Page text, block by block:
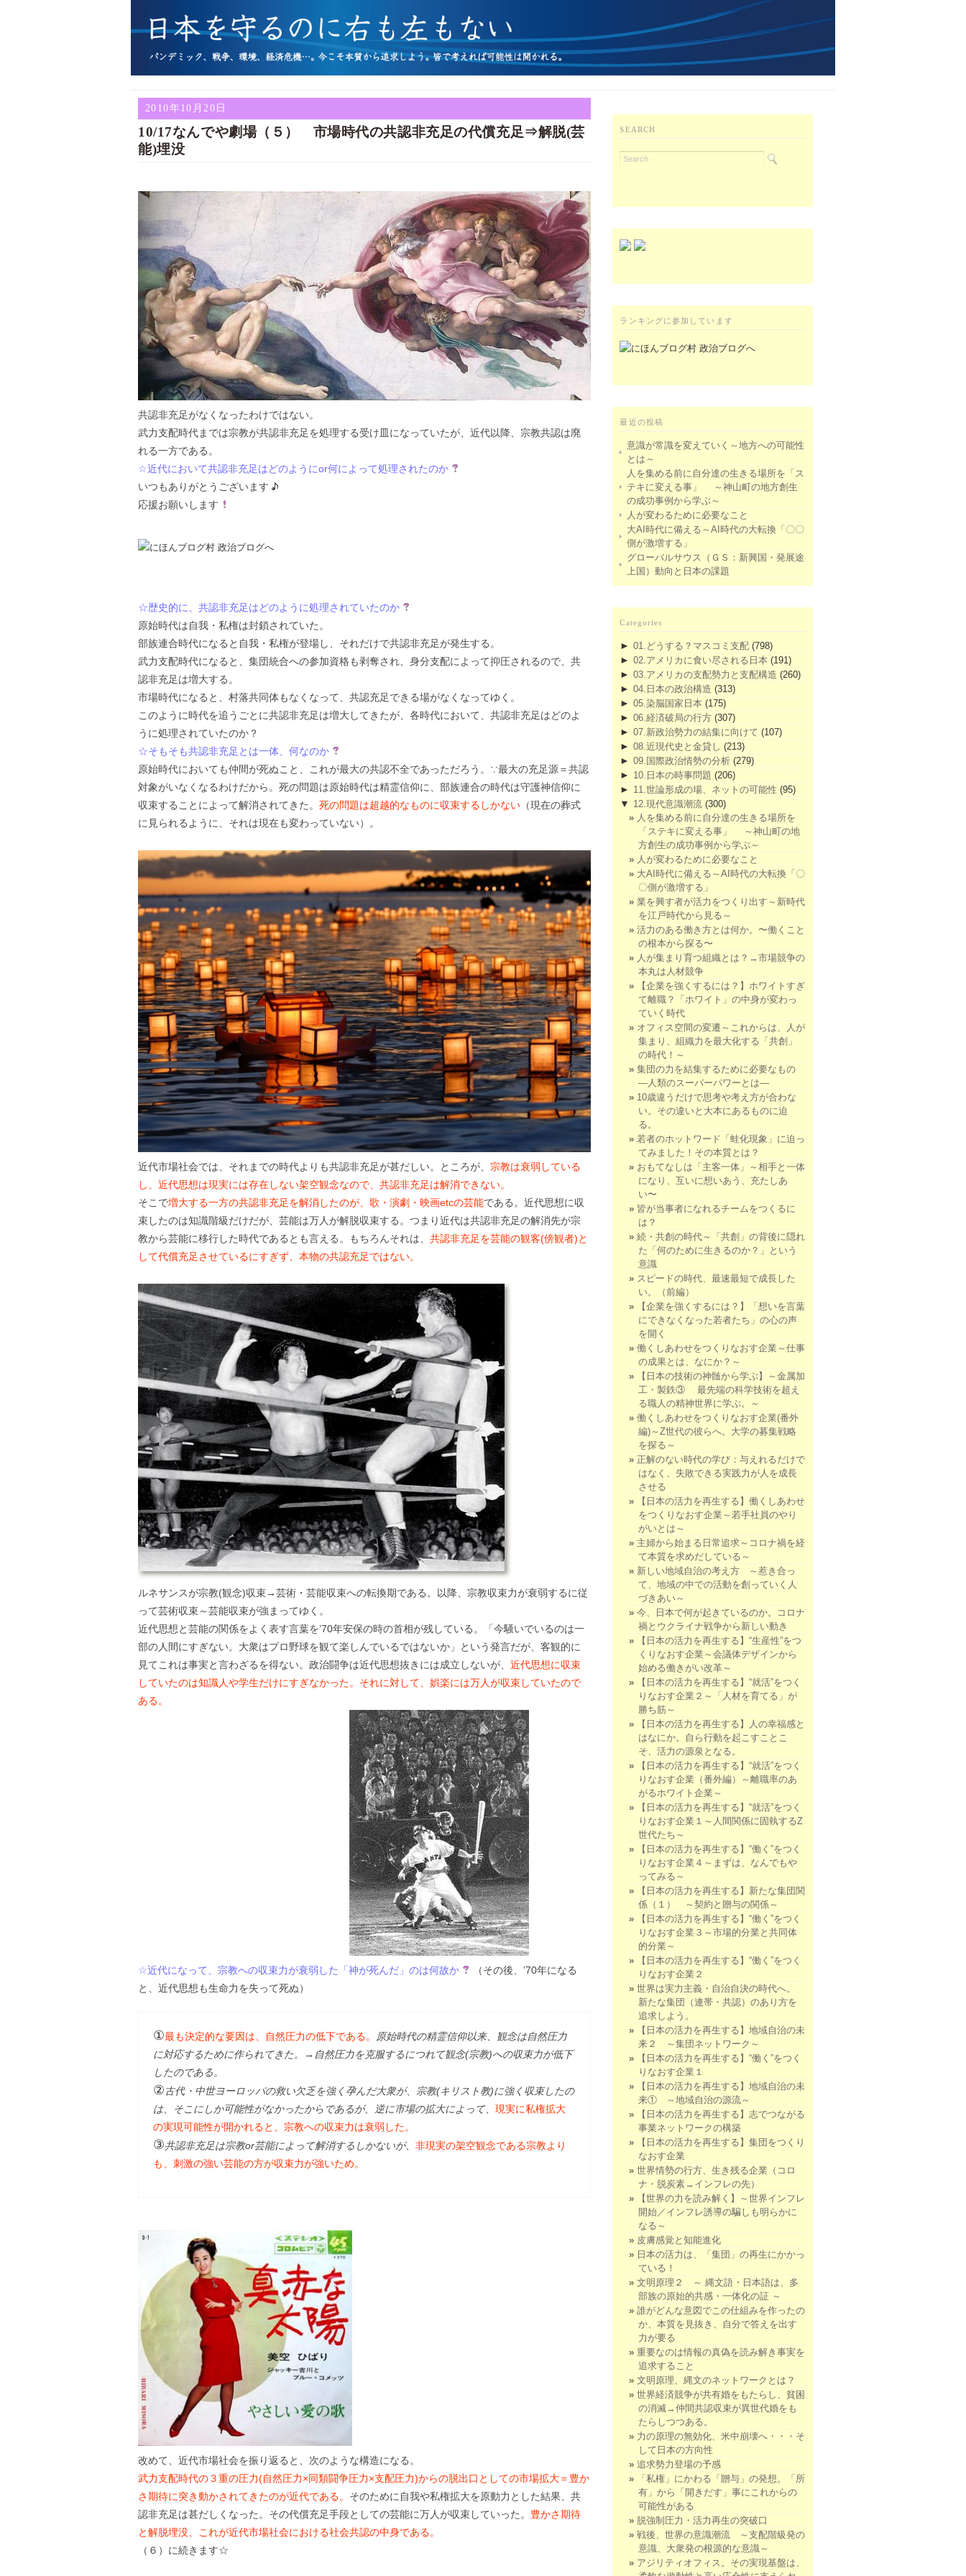
2010年10月20日
10/17なんでや劇場（５） 市場時代の共認非充足の代償充足⇒解脱(芸
能)埋没
共認非充足がなくなったわけではない。
武力支配時代までは宗教が共認非充足を処理する受け皿になっていたが、近代以降、宗教共認は廃
れる一方である。
☆近代において共認非充足はどのようにor何によって処理されたのか
いつもありがとうございます
応援お願いします
☆歴史的に、共認非充足はどのように処理されていたのか
原始時代は自我・私権は封鎖されていた。
部族連合時代になると自我・私権が登場し、それだけで共認非充足が発生する。
武力支配時代になると、集団統合への参加資格も剥奪され、身分支配によって抑圧されるので、共
認非充足は増大する。
市場時代になると、村落共同体もなくなって、共認充足できる場がなくなってゆく。
このように時代を追うごとに共認非充足は増大してきたが、各時代において、共認非充足はどのよ
うに処理されていたのか？
☆そもそも共認非充足とは一体、何なのか
原始時代においても仲間が死ぬこと、これが最大の共認不全であっただろう。∵最大の充足源＝共認
対象がいなくなるわけだから。死の問題は原始時代は精霊信仰に、部族連合の時代は守護神信仰に
収束することによって解消されてきた。 死の問題は超越的なものに収束するしかない （現在の葬式
に見られるように、それは現在も変わっていない）。
近代市場社会では、それまでの時代よりも共認非充足が甚だしい。ところが、 宗教は衰弱している
し、近代思想は現実には存在しない架空観念なので、共認非充足は解消できない。
そこで増大する一方の共認非充足を解消したのが、歌・演劇・映画etcの芸能である。近代思想に収
束したのは知識階級だけだが、芸能は万人が解脱収束する。つまり近代は共認非充足の解消先が宗
教から芸能に移行した時代であるとも言える。もちろんそれは、 共認非充足を芸能の観客(傍観者)と
して代償充足させているにすぎず、本物の共認充足ではない。
ルネサンスが宗教(観念)収束→芸術・芸能収束への転換期である。以降、宗教収束力が衰弱するに従
って芸術収束～芸能収束が強まってゆく。
近代思想と芸能の関係をよく表す言葉を’70年安保の時の首相が残している。「今騒いでいるのは一
部の人間にすぎない。大衆はプロ野球を観て楽しんでいるではないか」という発言だが、客観的に
見てこれは事実と言わざるを得ない。政治闘争は近代思想抜きには成立しないが、 近代思想に収束
していたのは知識人や学生だけにすぎなかった。それに対して、娯楽には万人が収束していたので
ある。
☆近代になって、宗教への収束力が衰弱した「神が死んだ」のは何故か
（その後、’70年になる
と、近代思想も生命力を失って死ぬ）
①最も決定的な要因は、自然圧力の低下である。
原始時代の精霊信仰以来、観念は自然圧力
に対応するために作られてきた。→自然圧力を克服するにつれて観念(宗教)への収束力が低下
したのである。
②古代・中世ヨーロッパの救い欠乏を強く孕んだ大衆が、宗教(キリスト教)に強く収束したの
は、そこにしか可能性がなかったからであるが、逆に市場の拡大によって、 現実に私権拡大
の実現可能性が開かれると、宗教への収束力は衰弱した。
③共認非充足は宗教or芸能によって解消するしかないが、 非現実の架空観念である宗教より
も、刺激の強い芸能の方が収束力が強いため。
改めて、近代市場社会を振り返ると、次のような構造になる。
武力支配時代の３重の圧力(自然圧力×同類闘争圧力×支配圧力)からの脱出口としての市場拡大＝豊か
さ期待に突き動かされてきたのが近代である。 そのために自我や私権拡大を原動力とした結果、共
認非充足は甚だしくなった。その代償充足手段としての芸能に万人が収束していった。 豊かさ期待
と解脱埋没、これが近代市場社会における社会共認の中身である。
（６）に続きます☆
SEARCH
ランキングに参加しています
最近の投稿
意識が常識を変えていく～地方への可能性
とは～
人を集める前に自分達の生きる場所を「ス
テキに変える事」 ～神山町の地方創生
の成功事例から学ぶ～
人が変わるために必要なこと
大AI時代に備える～AI時代の大転換「〇〇
側が激増する」
グローバルサウス（ＧＳ：新興国・発展途
上国）動向と日本の課題
Categories
► 01.どうする？マスコミ支配 (798)
► 02.アメリカに食い尽される日本 (191)
► 03.アメリカの支配勢力と支配構造 (260)
► 04.日本の政治構造 (313)
► 05.染脳国家日本 (175)
► 06.経済破局の行方 (307)
► 07.新政治勢力の結集に向けて (107)
► 08.近現代史と金貸し (213)
► 09.国際政治情勢の分析 (279)
► 10.日本の時事問題 (206)
► 11.世論形成の場、ネットの可能性 (95)
▼ 12.現代意識潮流 (300)
人を集める前に自分達の生きる場所を
「ステキに変える事」 ～神山町の地
方創生の成功事例から学ぶ～
人が変わるために必要なこと
大AI時代に備える～AI時代の大転換「〇
〇側が激増する」
業を興す者が活力をつくり出す～新時代
を江戸時代から見る～
活力のある働き方とは何か。〜働くこと
の根本から探る〜
人が集まり育つ組織とは？→市場競争の
本丸は人材競争
【企業を強くするには？】ホワイトすぎ
て離職？「ホワイト」の中身が変わっ
ていく時代
オフィス空間の変遷～これからは、人が
集まり、組織力を最大化する「共創」
の時代！～
集団の力を結集するために必要なもの
―人類のスーパーパワーとは―
10歳違うだけで思考や考え方が合わな
い。その違いと大本にあるものに迫
る。
若者のホットワード「蛙化現象」に迫っ
てみました！その本質とは？
おもてなしは「主客一体」～相手と一体
になり、互いに想いあう、充たしあ
い〜
皆が当事者になれるチームをつくるに
は？
続・共創の時代～「共創」の背後に隠れ
た「何のために生きるのか？」という
意識
スピードの時代、最速最短で成長した
い。（前編）
【企業を強くするには？】「想いを言葉
にできなくなった若者たち」の心の声
を開く
働くしあわせをつくりなおす企業～仕事
の成果とは、なにか？～
【日本の技術の神髄から学ぶ】～金属加
工・製鉄③ 最先端の科学技術を超え
る職人の精神世界に学ぶ。～
働くしあわせをつくりなおす企業(番外
編)～Z世代の彼らへ。大学の募集戦略
を探る～
正解のない時代の学び：与えれるだけで
はなく、失敗できる実践力が人を成長
させる
【日本の活力を再生する】働くしあわせ
をつくりなおす企業～若手社員のやり
がいとは～
主婦から始まる日常追求～コロナ禍を経
て本質を求めだしている～
新しい地域自治の考え方 ～惹き合っ
て、地域の中での活動を創っていく人
づきあい～
今、日本で何が起きているのか。コロナ
禍とウクライナ戦争から新しい動き
【日本の活力を再生する】“生産性”をつ
くりなおす企業～会議体デザインから
始める働きがい改革～
【日本の活力を再生する】“就活”をつく
りなおす企業２～「人材を育てる」が
勝ち筋～
【日本の活力を再生する】人の幸福感と
はなにか。自ら行動を起こすことこ
そ、活力の源泉となる。
【日本の活力を再生する】“就活”をつく
りなおす企業（番外編）～離職率のあ
がるホワイト企業～
【日本の活力を再生する】“就活”をつく
りなおす企業１～人間関係に固執するZ
世代たち～
【日本の活力を再生する】“働く”をつく
りなおす企業４～まずは、なんでもや
ってみる～
【日本の活力を再生する】新たな集団関
係（１） ～契約と贈与の関係～
【日本の活力を再生する】“働く”をつく
りなおす企業３～市場的分業と共同体
的分業～
【日本の活力を再生する】“働く”をつく
りなおす企業２
世界は実力主義・自治自決の時代へ。
新たな集団（連帯・共認）のあり方を
追求しよう。
【日本の活力を再生する】地域自治の未
来２ ～集団ネットワーク～
【日本の活力を再生する】“働く”をつく
りなおす企業１
【日本の活力を再生する】地域自治の未
来① ～地域自治の源流～
【日本の活力を再生する】志でつながる
事業ネットワークの構築
【日本の活力を再生する】集団をつくり
なおす企業
世界情勢の行方、生き残る企業（コロ
ナ・脱炭素→インフレの先）
【世界の力を読み解く】～世界インフレ
開始／インフレ誘導の騙しも明らかに
なる～
皮膚感覚と知能進化
日本の活力は、「集団」の再生にかかっ
ている！
文明原理２ ～ 縄文語・日本語は、多
部族の原始的共感・一体化の証 ～
誰がどんな意図でこの仕組みを作ったの
か、本質を見抜き、自分で答えを出す
力が要る
重要なのは情報の真偽を読み解き事実を
追求すること
文明原理、縄文のネットワークとは？
世界経済競争が共有婚をもたらし、貧困
の消滅→仲間共認収束が異世代婚をも
たらしつつある。
力の原理の無効化、米中崩壊へ・・・そ
して日本の方向性
追求勢力登場の予感
「私権」にかわる「贈与」の発想。「所
有」から「開きだす」事にこれからの
可能性がある
脱強制圧力・活力再生の突破口
戦後、世界の意識潮流 ～支配階級発の
意識、大衆発の根源的な意識～
アジリティオフィス。その実現基盤は、